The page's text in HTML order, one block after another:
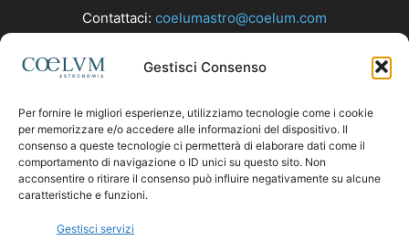
Gestisci Consenso
Per fornire le migliori esperienze, utilizziamo tecnologie come i cookie
per memorizzare e/o accedere alle informazioni del dispositivo. Il
consenso a queste tecnologie ci permetterà di elaborare dati come il
comportamento di navigazione o ID unici su questo sito. Non
acconsentire o ritirare il consenso può influire negativamente su alcune
caratteristiche e funzioni.
Gestisci servizi
Contattaci: coelumastro@coelum.com
SEGUICI